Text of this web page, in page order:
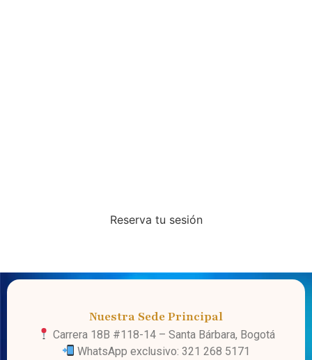
Reserva tu sesión
Nuestra Sede Principal
Carrera 18B #118-14 – Santa Bárbara, Bogotá
WhatsApp exclusivo: 321 268 5171